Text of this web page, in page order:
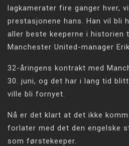
lagkamerater fire ganger hver,
prestasjonene hans. Han vil bli
aller beste keeperne i historien
Manchester United-manager
32-åringens kontrakt med
30. juni, og det har i lang tid
ville bli fornyet.
Nå er det klart at det ikke
forlater med det den engelske
som førstekeeper.